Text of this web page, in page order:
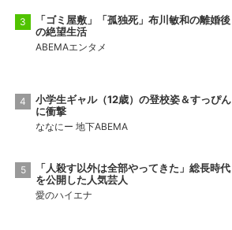
「ゴミ屋敷」「孤独死」布川敏和の離婚後
の絶望生活
ABEMAエンタメ
小学生ギャル（12歳）の登校姿＆すっぴん
に衝撃
ななにー 地下ABEMA
「人殺す以外は全部やってきた」総長時代
を公開した人気芸人
愛のハイエナ